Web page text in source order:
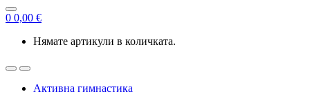
0 0,00 €
Нямате артикули в количката.
Активна гимнастика